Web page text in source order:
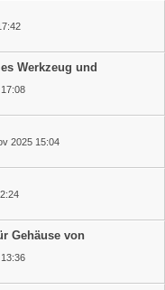
Werkzeug und
2025 15:04
Gehäuse von